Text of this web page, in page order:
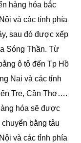
hàng hóa bắc
và các tỉnh phía
sau đó được xếp
Sóng Thần. Từ
ô tô đến Tp Hồ
Nai và các tỉnh
Tre, Cần Thơ….
hóa sẽ được
bằng tảu
và các tỉnh phía